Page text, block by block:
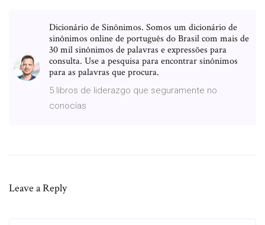
Dicionário de Sinônimos. Somos um dicionário de
sinônimos online de português do Brasil com mais de
30 mil sinônimos de palavras e expressões para
consulta. Use a pesquisa para encontrar sinônimos
para as palavras que procura.
5 libros de liderazgo que seguramente no
conocías
Leave a Reply